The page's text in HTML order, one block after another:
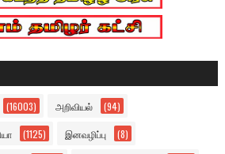
(16003) அறிவியல் (94)
(1125) இனவழிப்பு (8)